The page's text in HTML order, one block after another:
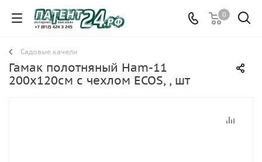
0
Садовые качели
Гамак полотняный Ham-11
200х120см с чехлом ECOS, , шт